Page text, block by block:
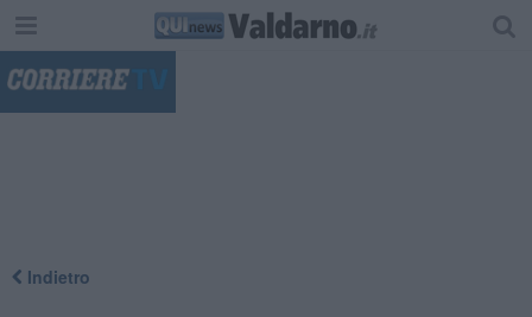
Indietro